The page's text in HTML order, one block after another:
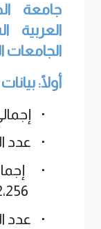
جامعة
الجامعات
أولًا:
·
·
عدد
·
·
عدد